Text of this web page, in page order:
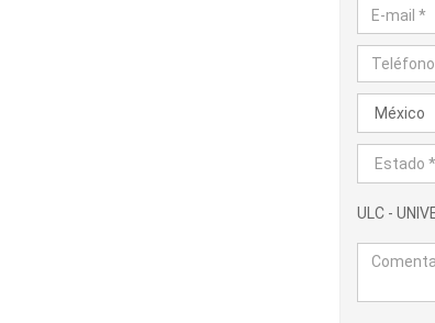
México
Estado *
ULC -